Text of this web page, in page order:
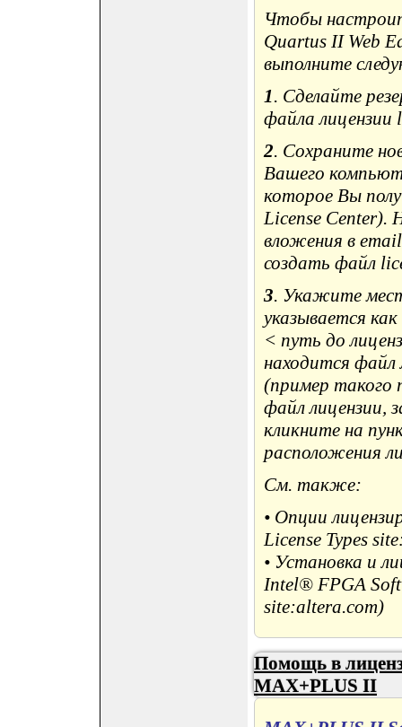
Чтобы
Quartus II Web
выполните
1. Сделайте
файла лицензии
2. Сохраните
Вашего
которое Вы
License Center).
вложения в
создать файл
3. Укажите
указывается
< путь до
находится файл
(пример такого
файл лицензии,
кликните на
расположения
См. также:
• Опции
License Types
• Установка и
Intel® FPGA
site:altera.com)
Помощь в
MAX+PLUS II